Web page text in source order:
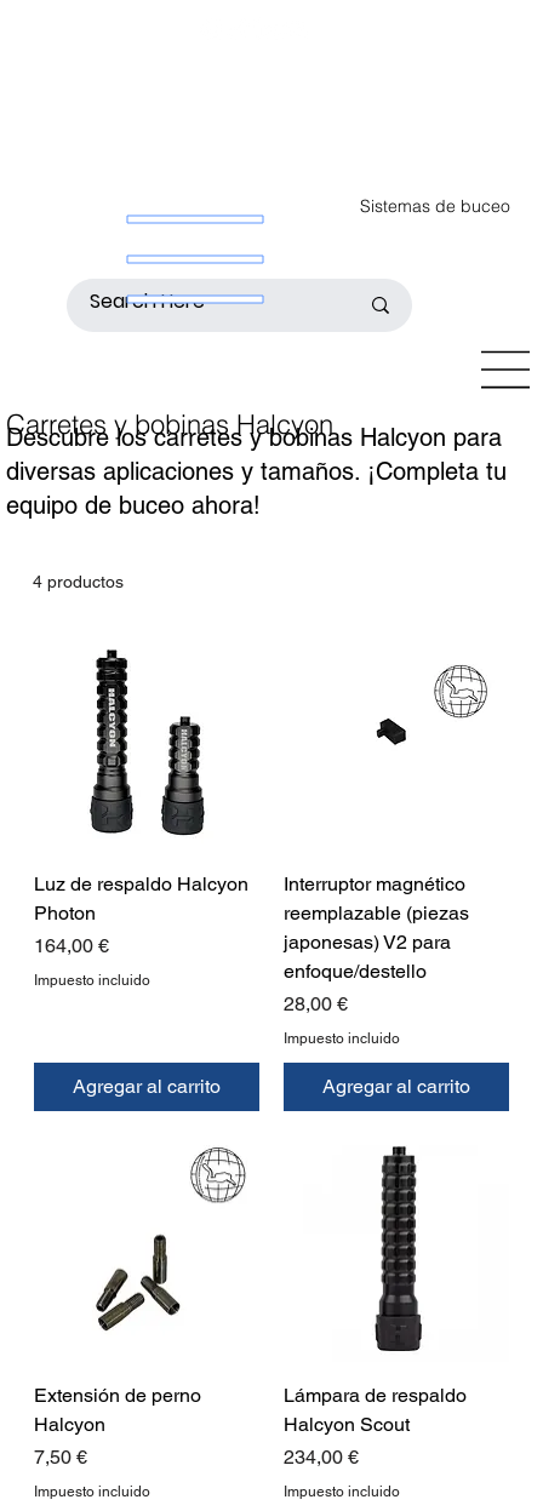
Sistemas de buceo
Carretes y bobinas Halcyon
Descubre los carretes y bobinas Halcyon para
diversas aplicaciones y tamaños. ¡Completa tu
equipo de buceo ahora!
4 productos
Luz de respaldo Halcyon
Photon
Precio
164,00 €
Impuesto incluido
Agregar al carrito
Interruptor magnético
reemplazable (piezas
japonesas) V2 para
enfoque/destello
Precio
28,00 €
Impuesto incluido
Agregar al carrito
Extensión de perno
Halcyon
Precio
7,50 €
Impuesto incluido
Lámpara de respaldo
Halcyon Scout
Precio
234,00 €
Impuesto incluido